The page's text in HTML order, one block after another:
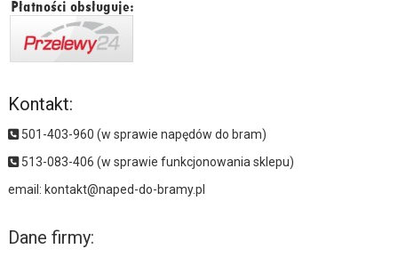
Kontakt:
501-403-960 (w sprawie napędów do bram)
513-083-406 (w sprawie funkcjonowania sklepu)
email: kontakt@naped-do-bramy.pl
Dane firmy: